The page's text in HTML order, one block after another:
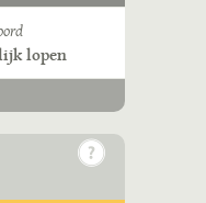
lopen